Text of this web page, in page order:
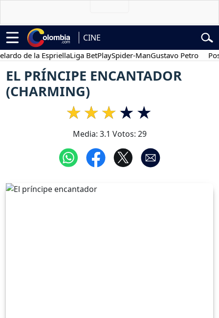
CINE
de la EspriellaLiga BetPlaySpider-ManGustavo Petro
EL PRÍNCIPE ENCANTADOR
(CHARMING)
Media: 3.1 Votos: 29